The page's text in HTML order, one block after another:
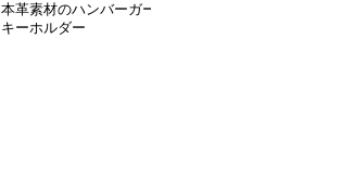
本革素材のハンバーガー
キーホルダー